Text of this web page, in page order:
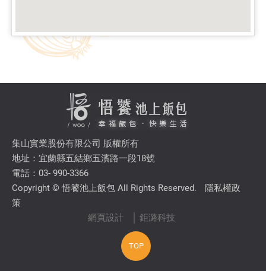
集山實業股份有限公司 版權所有
地址：宜蘭縣五結鄉五濱路一段18號
電話：03- 990-3366
Copyright © 悟饕池上飯包 All Rights Reserved.
隱私權政
策
網頁設計
│ 鉅潞科技
TOP